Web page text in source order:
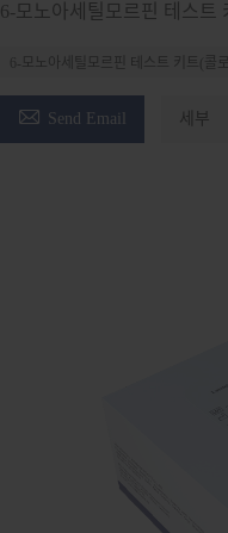
6-모노아세틸모르핀 테스트
6-모노아세틸모르핀 테스트 키트(콜
 Send Email 세부